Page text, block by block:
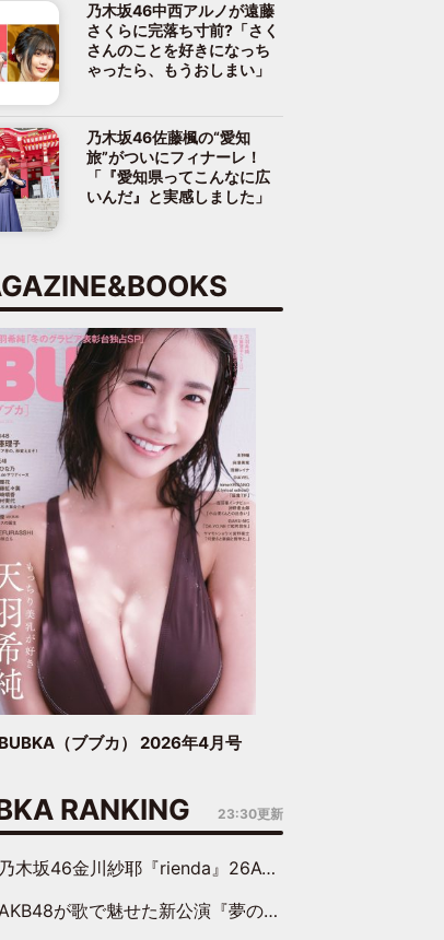
乃木坂46中西アルノが遠藤
さくらに完落ち寸前?「さく
さんのことを好きになっち
ゃったら、もうおしまい」
乃木坂46佐藤楓の“愛知
旅”がついにフィナーレ！
「『愛知県ってこんなに広
いんだ』と実感しました」
BUBKA（ブブカ） 2026年4月号
RANKING 23:30更新
乃木坂46金川紗耶『rienda』26AW LOOKモデルに就任
AKB48が歌で魅せた新公演『夢のポップスター』 初日から全身全霊のステージ